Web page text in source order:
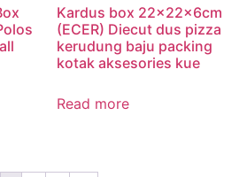
Kardus box 22x22x6cm
(ECER) Diecut dus pizza
kerudung baju packing
kotak aksesories kue
Read more